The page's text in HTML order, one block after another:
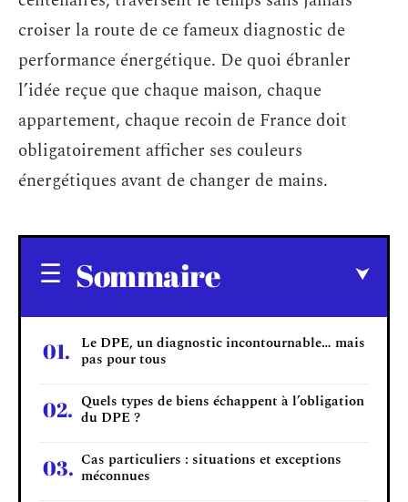
croiser la route de ce fameux diagnostic de
performance énergétique. De quoi ébranler
l’idée reçue que chaque maison, chaque
appartement, chaque recoin de France doit
obligatoirement afficher ses couleurs
énergétiques avant de changer de mains.
Sommaire
Le DPE, un diagnostic incontournable… mais
pas pour tous
Quels types de biens échappent à l’obligation
du DPE ?
Cas particuliers : situations et exceptions
méconnues